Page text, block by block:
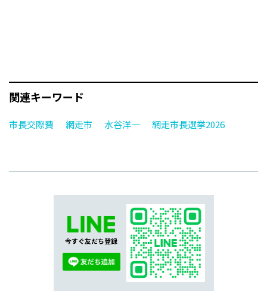
関連キーワード
市長交際費 網走市 水谷洋一 網走市長選挙2026
今すぐ友だち登録